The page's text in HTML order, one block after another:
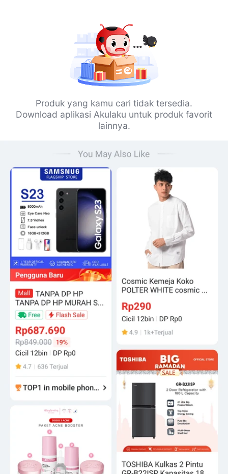
Produk yang kamu cari tidak tersedia.
Download aplikasi Akulaku untuk produk favorit
lainnya.